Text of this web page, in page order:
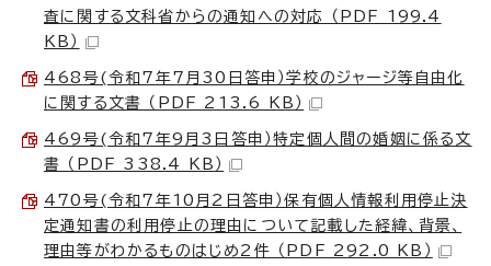
査に関する文科省からの通知への対応 （PDF 199.4
KB）
468号(令和7年7月30日答申）学校のジャージ等自由化
に関する文書 （PDF 213.6 KB）
469号(令和7年9月3日答申）特定個人間の婚姻に係る文
書 （PDF 338.4 KB）
470号(令和7年10月2日答申）保有個人情報利用停止決
定通知書の利用停止の理由について記載した経緯、背景、
理由等がわかるものはじめ2件 （PDF 292.0 KB）